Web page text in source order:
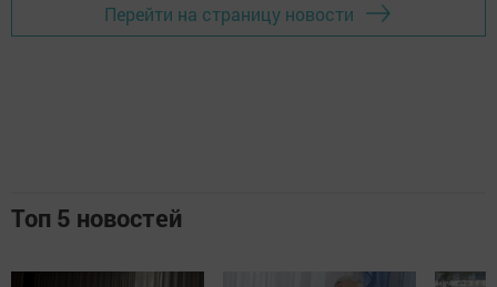
Перейти на страницу новости
Топ 5 новостей